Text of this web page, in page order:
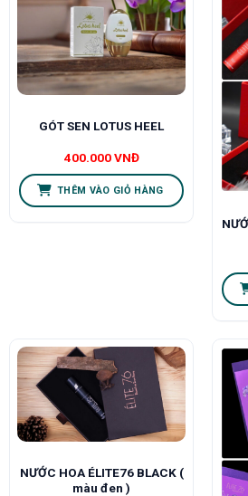
GÓT SEN LOTUS HEEL
400.000VNĐ
THÊM VÀO GIỎ HÀNG
NƯỚC HOA ÉLITE76 BLACK (
màu đen )